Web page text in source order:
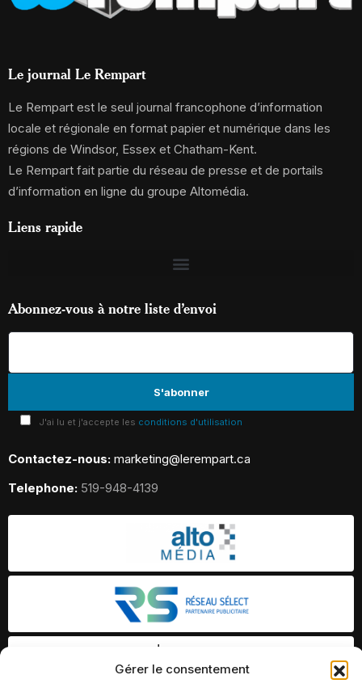
Gérer le consentement
Le journal Le Rempart
Le Rempart est le seul journal francophone d’information
locale et régionale en format papier et numérique dans les
régions de Windsor, Essex et Chatham-Kent.
Le Rempart fait partie du réseau de presse et de portails
d’information en ligne du groupe Altomédia.
Liens rapide
Abonnez-vous à notre liste d’envoi
J'ai lu et j'accepte les conditions d'utilisation
Contactez-nous: marketing@lerempart.ca
Telephone: 519-948-4139